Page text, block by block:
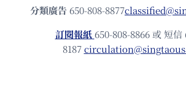
分類廣告 650-808-8877
訂閱報紙 650-808-8866 或 短信
8187